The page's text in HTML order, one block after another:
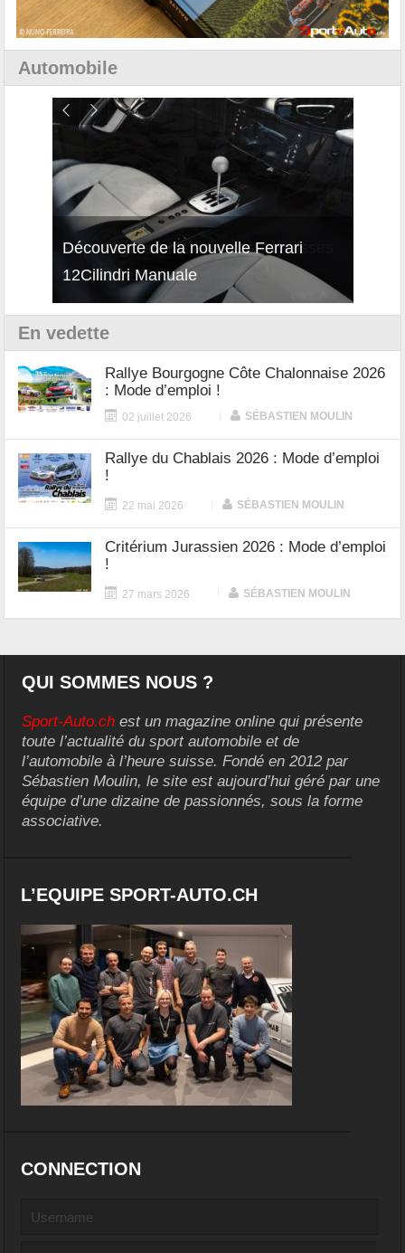
Automobile
Découverte de la nouvelle Ferrari
12Cilindri Manuale
En vedette
Rallye Bourgogne Côte Chalonnaise 2026
: Mode d’emploi !
02 juillet 2026 SÉBASTIEN MOULIN
Rallye du Chablais 2026 : Mode d’emploi
!
22 mai 2026 SÉBASTIEN MOULIN
Critérium Jurassien 2026 : Mode d’emploi
!
27 mars 2026 SÉBASTIEN MOULIN
QUI SOMMES NOUS ?
Sport-Auto.ch est un magazine online qui présente
toute l’actualité du sport automobile et de
l’automobile à l’heure suisse. Fondé en 2012 par
Sébastien Moulin, le site est aujourd’hui géré par une
équipe d’une dizaine de passionnés, sous la forme
associative.
L’EQUIPE SPORT-AUTO.CH
CONNECTION